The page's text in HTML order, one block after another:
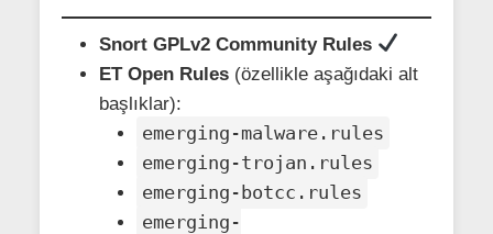
Snort GPLv2 Community Rules
ET Open Rules(özellikle aşağıdaki alt
başlıklar):
emerging-malware.rules
emerging-trojan.rules
emerging-botcc.rules
emerging-